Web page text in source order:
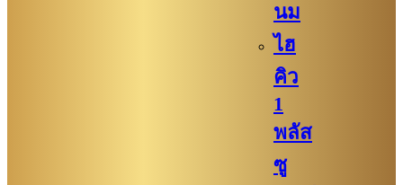
นม
ไฮ
คิว
1
พลัส
ซู